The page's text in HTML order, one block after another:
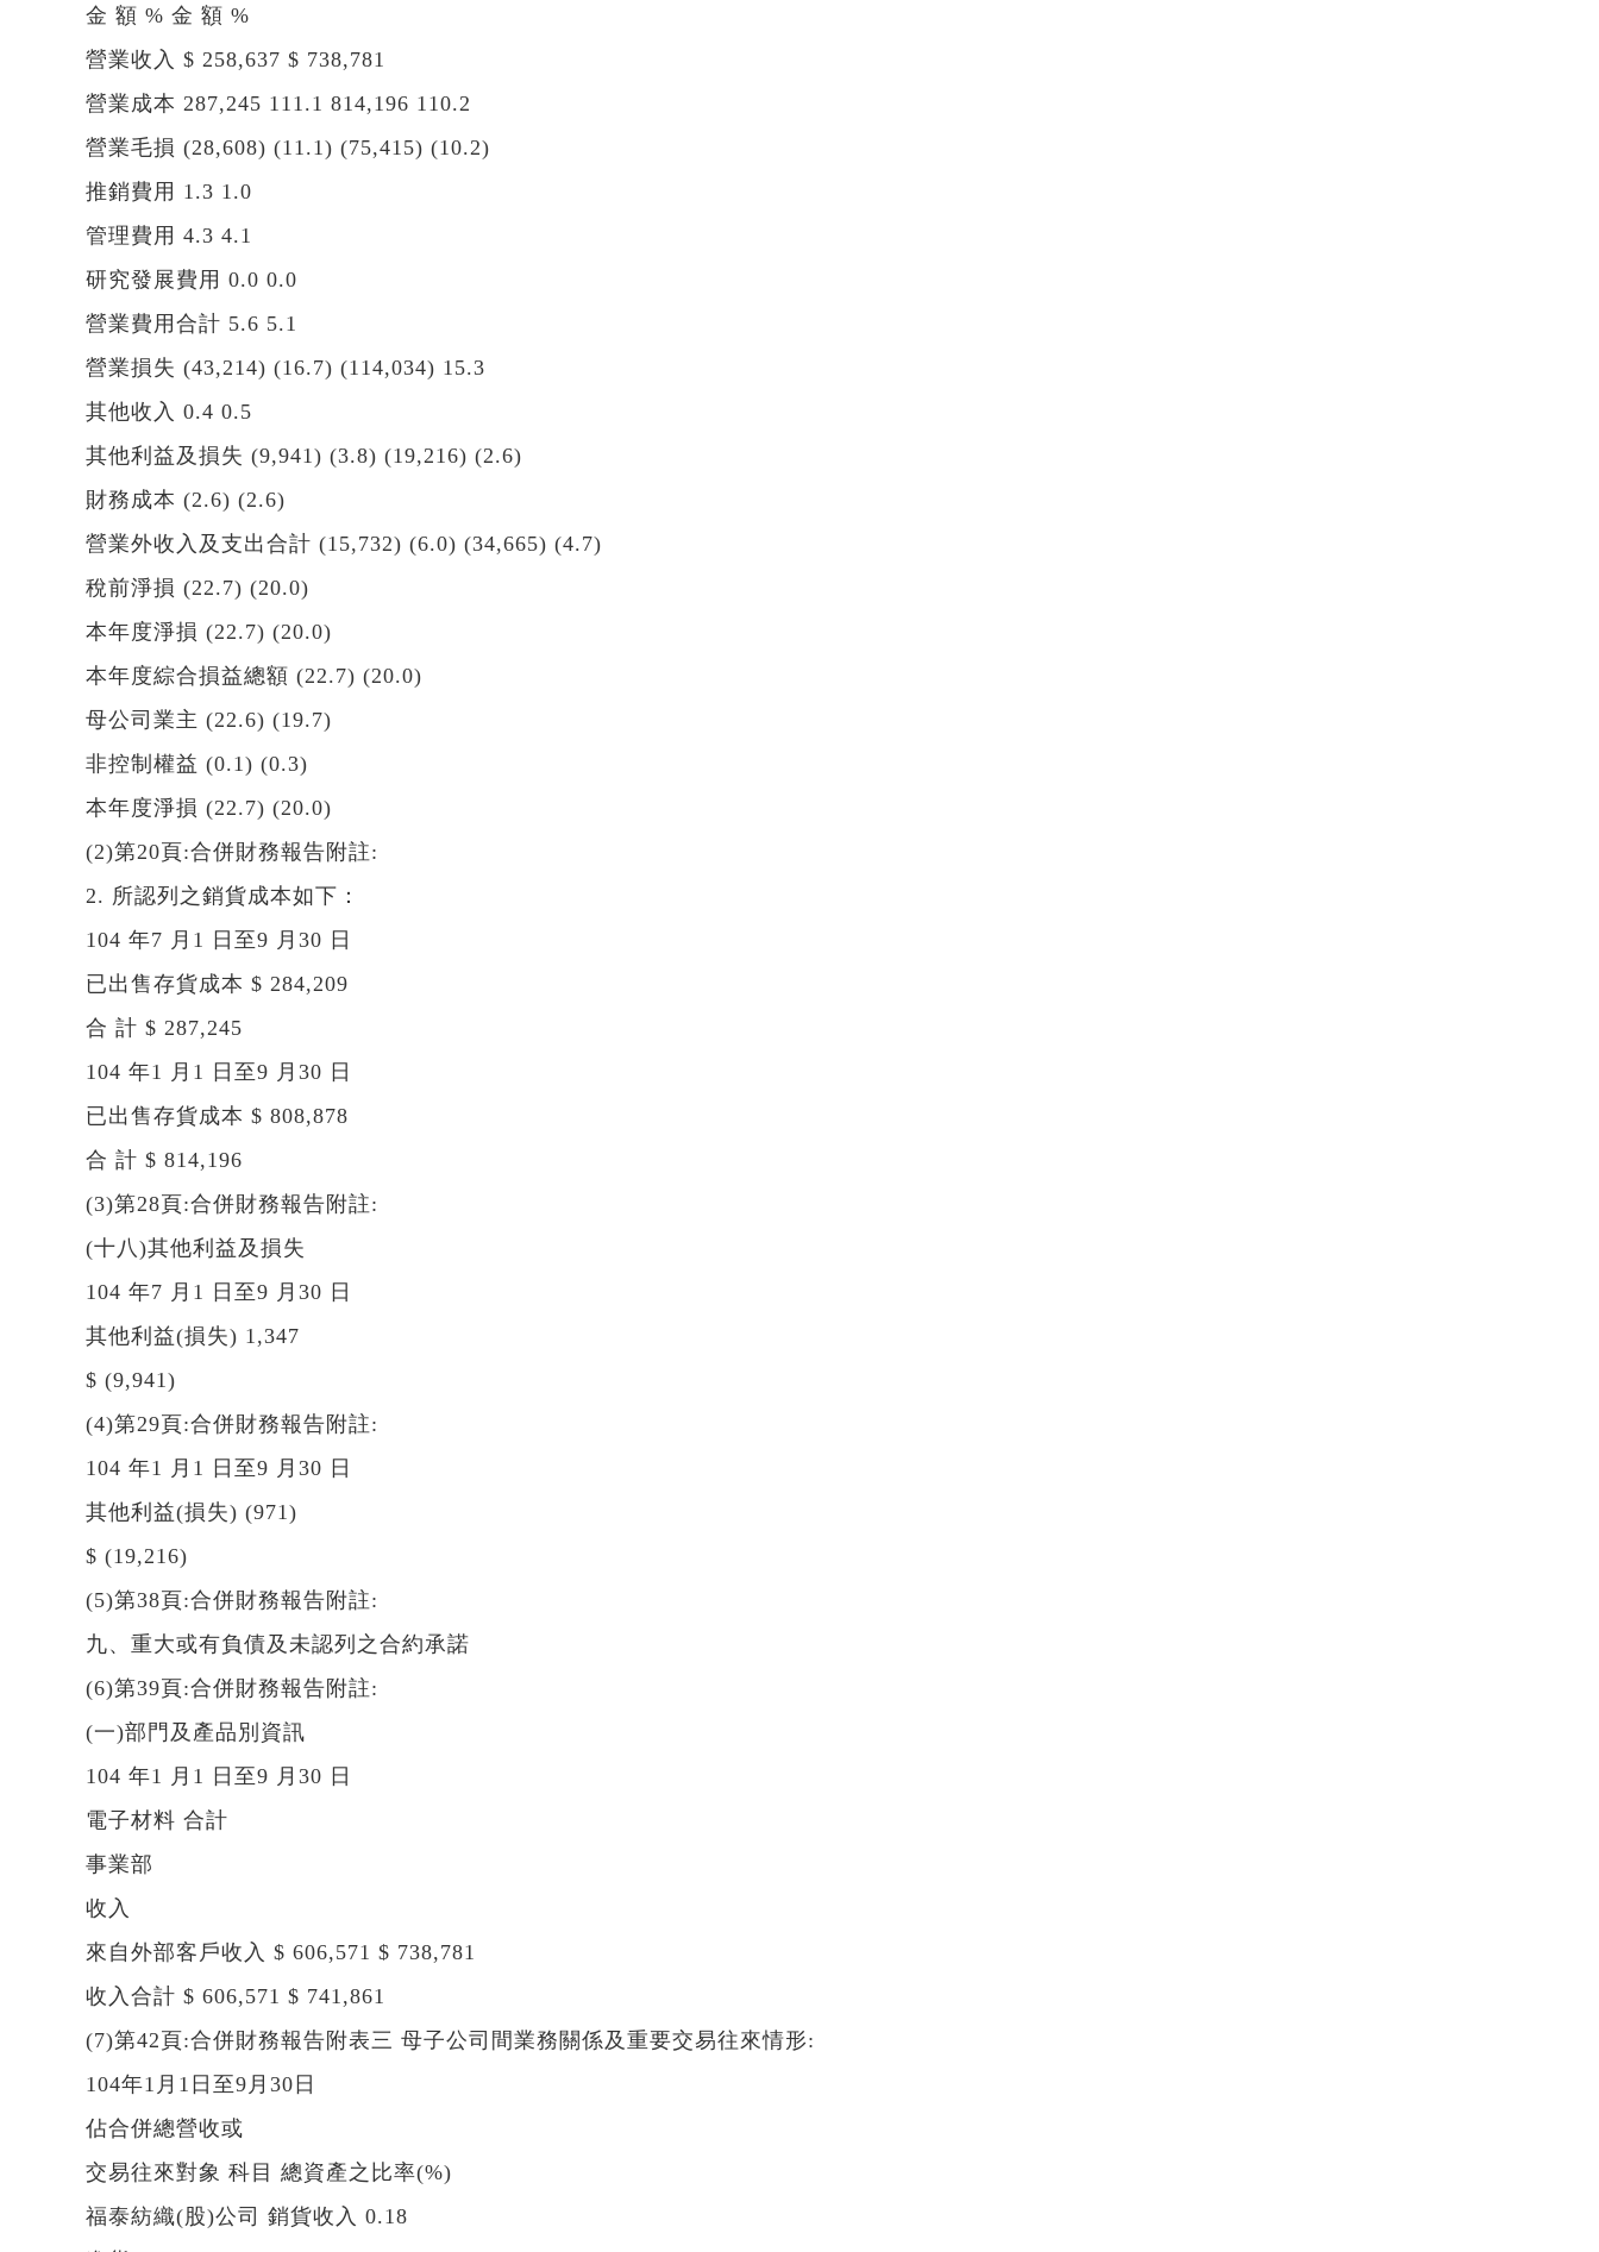
金 額 % 金 額 %
營業收入 $ 258,637 $ 738,781
營業成本 287,245 111.1 814,196 110.2
營業毛損 (28,608) (11.1) (75,415) (10.2)
推銷費用 1.3 1.0
管理費用 4.3 4.1
研究發展費用 0.0 0.0
營業費用合計 5.6 5.1
營業損失 (43,214) (16.7) (114,034) 15.3
其他收入 0.4 0.5
其他利益及損失 (9,941) (3.8) (19,216) (2.6)
財務成本 (2.6) (2.6)
營業外收入及支出合計 (15,732) (6.0) (34,665) (4.7)
稅前淨損 (22.7) (20.0)
本年度淨損 (22.7) (20.0)
本年度綜合損益總額 (22.7) (20.0)
母公司業主 (22.6) (19.7)
非控制權益 (0.1) (0.3)
本年度淨損 (22.7) (20.0)
(2)第20頁:合併財務報告附註:
2. 所認列之銷貨成本如下：
104 年7 月1 日至9 月30 日
已出售存貨成本 $ 284,209
合 計 $ 287,245
104 年1 月1 日至9 月30 日
已出售存貨成本 $ 808,878
合 計 $ 814,196
(3)第28頁:合併財務報告附註:
(十八)其他利益及損失
104 年7 月1 日至9 月30 日
其他利益(損失) 1,347
$ (9,941)
(4)第29頁:合併財務報告附註:
104 年1 月1 日至9 月30 日
其他利益(損失) (971)
$ (19,216)
(5)第38頁:合併財務報告附註:
九、重大或有負債及未認列之合約承諾
(6)第39頁:合併財務報告附註:
(一)部門及產品別資訊
104 年1 月1 日至9 月30 日
電子材料 合計
事業部
收入
來自外部客戶收入 $ 606,571 $ 738,781
收入合計 $ 606,571 $ 741,861
(7)第42頁:合併財務報告附表三 母子公司間業務關係及重要交易往來情形:
104年1月1日至9月30日
佔合併總營收或
交易往來對象 科目 總資產之比率(%)
福泰紡織(股)公司 銷貨收入 0.18